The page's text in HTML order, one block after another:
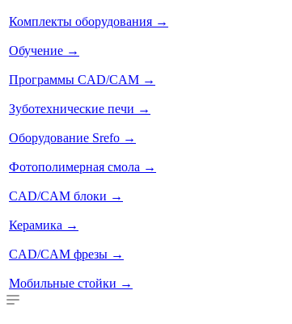
Комплекты оборудования →
Обучение →
Программы CAD/CAM →
Зуботехнические печи →
Оборудование Srefo →
Фотополимерная смола →
CAD/CAM блоки →
Керамика →
CAD/CAM фрезы →
Мобильные стойки →